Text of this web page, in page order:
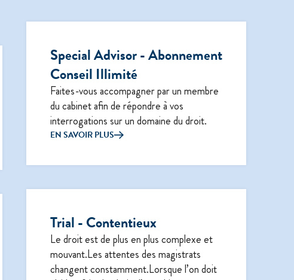
Special Advisor - Abonnement
Conseil Illimité
Faites-vous accompagner par un membre
du cabinet afin de répondre à vos
interrogations sur un domaine du droit.
EN SAVOIR PLUS
Trial - Contentieux
Le droit est de plus en plus complexe et
mouvant.Les attentes des magistrats
changent constamment.Lorsque l’on doit